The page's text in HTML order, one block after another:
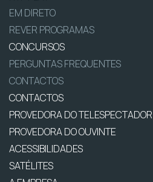
EM DIRETO
REVER PROGRAMAS
CONCURSOS
PERGUNTAS FREQUENTES
CONTACTOS
CONTACTOS
PROVEDORA DO TELESPECTADOR
PROVEDORA DO OUVINTE
ACESSIBILIDADES
SATÉLITES